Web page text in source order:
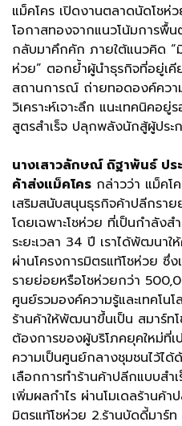
แม็คโคร เปิดงานตลาดนัดโชห่
โอกาสทองจากแนวโน้มการพื้
กลับมาคึกคัก ภายใต้แนวคิด
ห่วย” ตอกย้ำผู้นำธุรกิจที่อยู่เคี
สถานการณ์ ถ่ายทอดองค์ควา
วิเคราะห์เจาะลึก แนะเทคนิคอ
สูตรสำเร็จ ปลุกพลังนักสู้ผู้ประ
นางเสาวลักษณ์ ถิฐาพันธ์ ป
ค้าส่งแม็คโคร กล่าวว่า แม็ค
เสริมสนับสนุนธุรกิจค้าปลีกราย
โดยเฉพาะโชห่วย ที่เป็นกำลัง
ระยะเวลา 34 ปี เราได้พัฒนาใ
ผ่านโครงการมิตรแท้โชห่วย ซึ่
รายย่อยหรือโชห่วยกว่า
ศูนย์รวมองค์ความรู้และเทคโน
ร้านค้าให้พัฒนาขึ้นเป็น สมาร์ท
ต้องการของผู้บริโภคยุคใหม่ที่
ความเป็นศูนย์กลางชุมชนไว้ไ
เลือกการทำร้านค้าปลีกแบบสำ
เพิ่มผลกำไร ผ่านโมเดลร้านค้
มิตรแท้โชห่วย 2.ร้านบัดดี้มาร์ท